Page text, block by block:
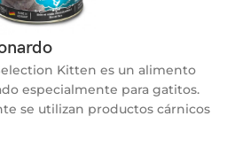
Kitten es un alimento
especialmente para gatitos.
se utilizan productos cárnicos